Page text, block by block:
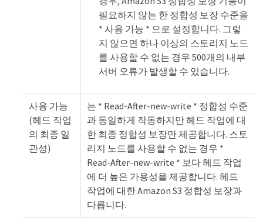
필요하지 않는 한 정합성 보장 수준을
* 사용 가능 * 으로 설정합니다. 그렇
지 않으면 하나 이상의 스토리지 노드
를 사용할 수 없는 경우 500개의 내부
서버 오류가 발생할 수 있습니다.
사용 가능
(헤드 작업
의 최종 일
관성)
는 * Read-After-new-write * 정합성 수준
과 동일하게 작동하지만 헤드 작업에 대
한 최종 정합성 보장만 제공합니다. 스토
리지 노드를 사용할 수 없는 경우 *
Read-After-new-write * 보다 헤드 작업
에 더 높은 가용성을 제공합니다. 헤드
작업에 대한 Amazon S3 정합성 보장과
다릅니다.